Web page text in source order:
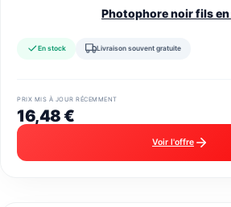
Photophore noir fils en
En stock Livraison souvent gratuite
PRIX MIS À JOUR RÉCEMMENT
16,48 €
Voir l'offre